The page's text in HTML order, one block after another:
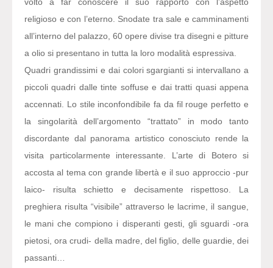
religioso e con l’eterno. Snodate tra sale e camminamenti
all’interno del palazzo, 60 opere divise tra disegni e pitture
a olio si presentano in tutta la loro modalità espressiva.
Quadri grandissimi e dai colori sgargianti si intervallano a
piccoli quadri dalle tinte soffuse e dai tratti quasi appena
accennati. Lo stile inconfondibile fa da fil rouge perfetto e
la singolarità dell’argomento “trattato” in modo tanto
discordante dal panorama artistico conosciuto rende la
visita particolarmente interessante. L’arte di Botero si
accosta al tema con grande libertà e il suo approccio -pur
laico- risulta schietto e decisamente rispettoso. La
preghiera risulta “visibile” attraverso le lacrime, il sangue,
le mani che compiono i disperanti gesti, gli sguardi -ora
pietosi, ora crudi- della madre, del figlio, delle guardie, dei
passanti…